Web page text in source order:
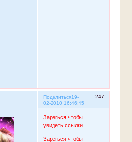
Поделиться 247
19-
02-2010 16:46:45
Зарегься чтобы
увидеть ссылки
Зарегься чтобы